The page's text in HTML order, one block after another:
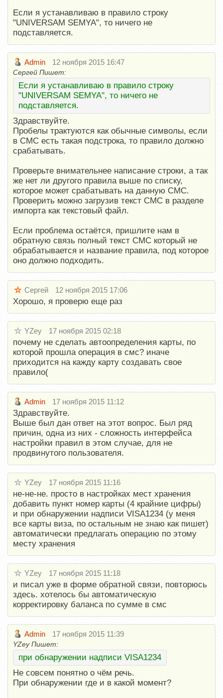
Если я устанавливаю в правило строку
"UNIVERSAM SEMYA", то ничего не
подставляется.
Admin 12 ноября 2015 16:47
Сергей Пишет:
Если я устанавливаю в правило строку
"UNIVERSAM SEMYA", то ничего не
подставляется.
Здравствуйте.
Пробелы трактуются как обычные символы, если
в СМС есть такая подстрока, то правило должно
срабатывать.
Проверьте внимательнее написание строки, а так
же нет ли другого правила выше по списку,
которое может срабатывать на данную СМС.
Проверить можно загрузив текст СМС в разделе
импорта как текстовый файл.
Если проблема остаётся, пришлите нам в
обратную связь полный текст СМС который не
обрабатывается и название правила, под которое
оно должно подходить.
Сергей 12 ноября 2015 17:06
Хорошо, я проверю еще раз
YZey 17 ноября 2015 02:18
почему не сделать автоопределения карты, по
которой прошла операция в смс? иначе
приходится на кажду карту создавать свое
правило(
Admin 17 ноября 2015 11:12
Здравствуйте.
Выше был дан ответ на этот вопрос. Был ряд
причин, одна из них - сложность интерфейса
настройки правил в этом случае, для не
продвинутого пользователя.
YZey 17 ноября 2015 11:16
не-не-не. просто в настройках мест хранения
добавить пункт номер карты (4 крайние цифры)
и при обнаружении надписи VISA1234 (у меня
все карты виза, по остальным не знаю как пишет)
автоматически предлагать операцию по этому
месту хранения
YZey 17 ноября 2015 11:18
и писал уже в форме обратной связи, повторюсь
здесь. хотелось бы автоматическую
корректировку баланса по сумме в смс
Admin 17 ноября 2015 11:39
YZey Пишет:
при обнаружении надписи VISA1234
Не совсем понятно о чём речь.
При обнаружении где и в какой момент?